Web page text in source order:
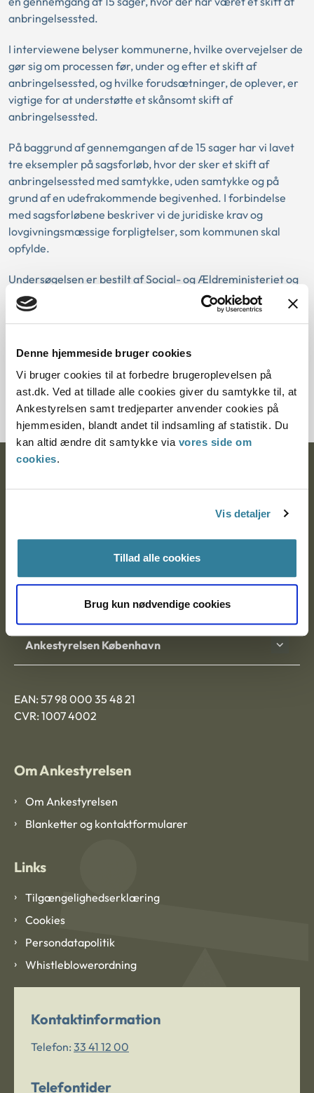
Denne hjemmeside bruger cookies
Vi bruger cookies til at forbedre brugeroplevelsen på
ast.dk. Ved at tillade alle cookies giver du samtykke til, at
Ankestyrelsen samt tredjeparter anvender cookies på
hjemmesiden, blandt andet til indsamling af statistik. Du
kan altid ændre dit samtykke via vores side om
cookies.
Vis detaljer
Tillad alle cookies
Brug kun nødvendige cookies
anbringelsessted.
I interviewene belyser kommunerne, hvilke overvejelser de
gør sig om processen før, under og efter et skift af
anbringelsessted, og hvilke forudsætninger, de oplever, er
vigtige for at understøtte et skånsomt skift af
anbringelsessted.
På baggrund af gennemgangen af de 15 sager har vi lavet
tre eksempler på sagsforløb, hvor der sker et skift af
anbringelsessted med samtykke, uden samtykke og på
grund af en udefrakommende begivenhed. I forbindelse
med sagsforløbene beskriver vi de juridiske krav og
lovgivningsmæssige forpligtelser, som kommunen skal
opfylde.
Undersøgelsen er bestilt af Social- og Ældreministeriet og
er en del af en række initiativer i forbindelse med reformen
”Børnene Først”, som skal understøtte færre skift og mere
anbringelsessted bliver så skånsomme som muligt.
Hent publikationen
Ankestyrelsen Aalborg
Ankestyrelsen København
EAN: 57 98 000 35 48 21
CVR: 1007 4002
Om Ankestyrelsen
Om Ankestyrelsen
Blanketter og kontaktformularer
Links
Tilgængelighedserklæring
Cookies
Persondatapolitik
Whistleblowerordning
Kontaktinformation
Telefon: 33 41 12 00
Telefontider